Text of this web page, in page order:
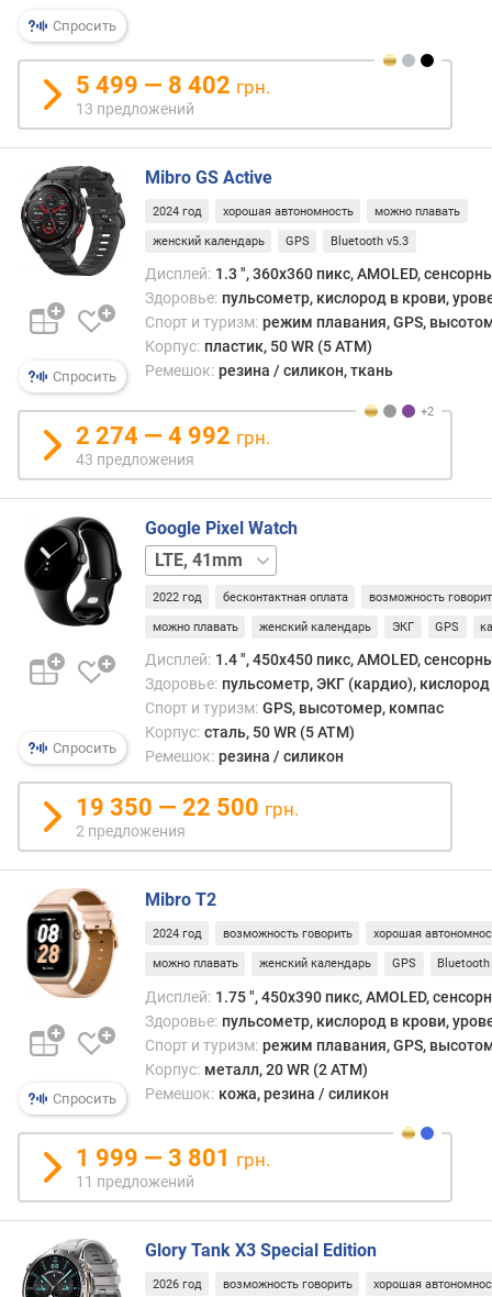
р
е
м
я
р
а
б
о
т
ы
(
о
ы
ч
ы
й
р
е
ж
и
м
)
д
н
й
)
р
е
м
я
р
а
б
о
т
ы
(
к
т
в
н
й
е
ж
и
м
Спросить
5 499 — 8 402 грн.
13 предложений
Спросить
Mibro GS Active
2024 год хорошая автономность можно плавать
женский календарь GPS Bluetooth v5.3
Дисплей: 1.3 ", 360x360 пикс, AMOLED,
Здоровье: пульсометр, кислород в крови,
Спорт и туризм: режим плавания, GPS,
Корпус: пластик, 50 WR (5 ATM)
Ремешок: резина / силикон, ткань
2 274 — 4 992 грн.
43 предложения
Спросить
Google Pixel Watch
41mm
2022 год бесконтактная оплата возможность
можно плавать женский календарь ЭКГ GPS
Дисплей: 1.4 ", 450x450 пикс, AMOLED,
Здоровье: пульсометр, ЭКГ (кардио), кислород
Спорт и туризм: GPS, высотомер, компас
Корпус: сталь, 50 WR (5 ATM)
Ремешок: резина / силикон
19 350 — 22 500 грн.
2 предложения
Спросить
Mibro T2
2024 год возможность говорить хорошая
можно плавать женский календарь GPS Bluetooth
Дисплей: 1.75 ", 450x390 пикс, AMOLED,
Здоровье: пульсометр, кислород в крови,
Спорт и туризм: режим плавания, GPS,
Корпус: металл, 20 WR (2 ATM)
Ремешок: кожа, резина / силикон
1 999 — 3 801 грн.
11 предложений
Glory Tank X3 Special Edition
2026 год возможность говорить хорошая